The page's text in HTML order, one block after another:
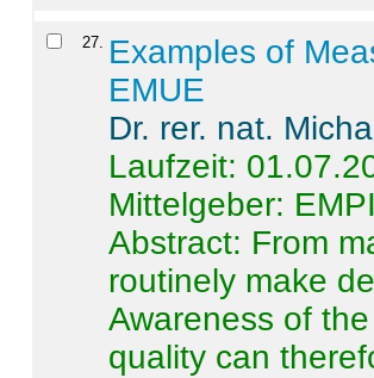
27. Examples of
EMUE
Dr. rer. nat.
Laufzeit:
Mittelgeber:
Abstract: From
routinely make
Awareness of
quality can